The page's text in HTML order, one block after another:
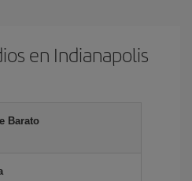
en Indianapolis
Barato